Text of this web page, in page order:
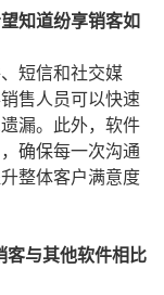
知道纷享销客如
短信和社交媒
售人员可以快速
漏。此外，软件
确保每一次沟通
整体客户满意度
客与其他软件相比